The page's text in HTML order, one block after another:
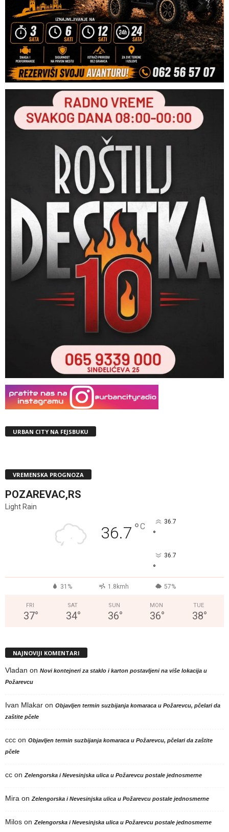
URBAN CITY NA FEJSBUKU
VREMENSKA PROGNOZA
POZAREVAC,RS
Light Rain
36.7 °C 36.7
°
36.7
°
31% 1.8kmh 57%
FRI
37°
SAT
34°
SUN
36°
MON
36°
TUE
38°
NAJNOVIJI KOMENTARI
Vladan on Novi kontejneri za staklo i karton postavljeni na više lokacija u
Požarevcu
Ivan Mlakar on Objavljen termin suzbijanja komaraca u Požarevcu, pčelari da
zaštite pčele
ccc on Objavljen termin suzbijanja komaraca u Požarevcu, pčelari da zaštite
pčele
cc on Zelengorska i Nevesinjska ulica u Požarevcu postale jednosmerne
Mira on Zelengorska i Nevesinjska ulica u Požarevcu postale jednosmerne
Milos on Zelengorska i Nevesinjska ulica u Požarevcu postale jednosmerne